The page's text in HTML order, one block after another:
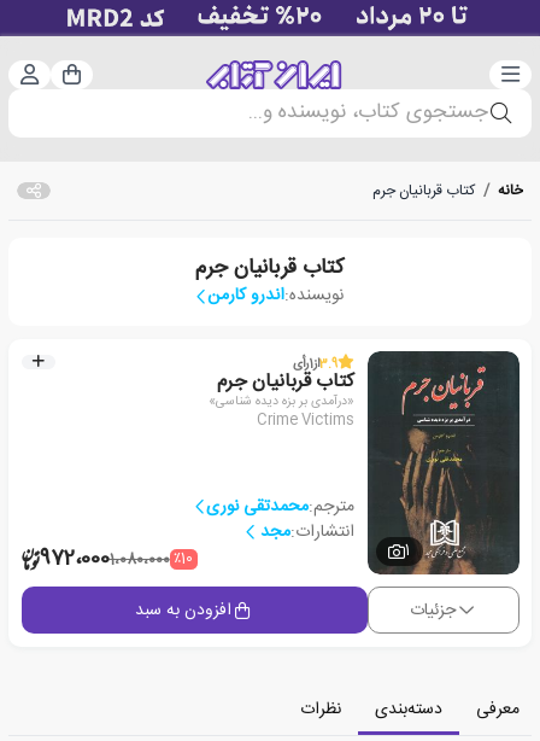
دسته‌بندی سبد
جستجوی کتاب، نویسنده و...
خانه / کتاب قربانیان جرم
کتاب قربانیان جرم
نویسنده:اندرو کارمن
1
3.9از1رأی
کتاب قربانیان جرم
«درآمدی بر بزه دیده شناسی»
Crime Victims
مترجم:محمدتقی نوری
انتشارات:مجد
٪101،080،000972،000
جزئیات افزودن به سبد
معرفی دسته‌بندی
نظرات